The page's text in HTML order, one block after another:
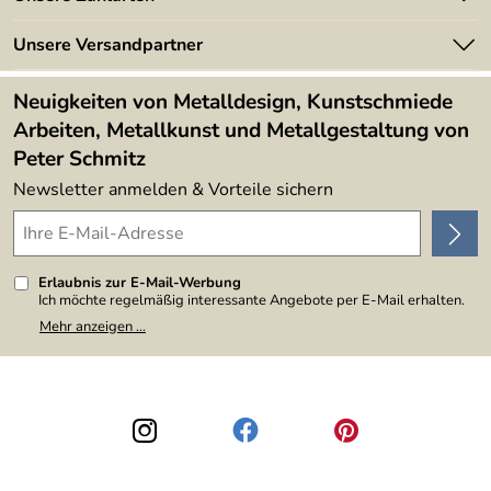
Kundeninformationen
Newsletter
Lieferbedingungen
Kundenbewertungen (394)
4,9/5
Unsere Versandpartner
Neuigkeiten von Metalldesign, Kunstschmiede
Arbeiten, Metallkunst und Metallgestaltung von
Peter Schmitz
Newsletter anmelden & Vorteile sichern
Erlaubnis zur E-Mail-Werbung
Ich möchte regelmäßig interessante Angebote per E-Mail erhalten.
Meine E-Mail-Adresse wird nicht an andere Unternehmen
weitergegeben. Zu statistischen Zwecken wird in anonymer Form
den Link "Abmelden" am Ende des Newsletters anklicke. Die
Datenschutzerklärung
habe ich zur Kenntnis genommen.
Mehr anzeigen ...